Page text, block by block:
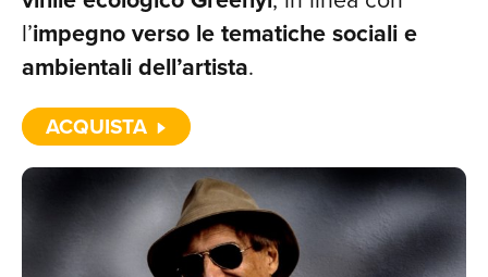
l’impegno verso le tematiche sociali e
ambientali dell’artista.
ACQUISTA